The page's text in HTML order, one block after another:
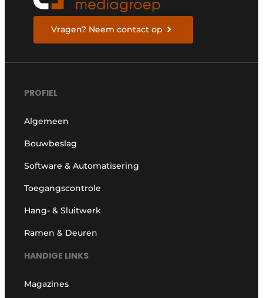
Vragen? Neem contact op
PROFIEL
Algemeen
Bouwbeslag
Software & Automatisering
Toegangscontrole
Hang- & Sluitwerk
Ramen & Deuren
HANDIGE LINKS
Magazines